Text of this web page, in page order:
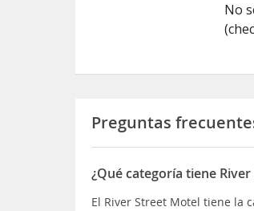
No
Preguntas
¿Qué categoría tiene
El River Street Motel tiene la